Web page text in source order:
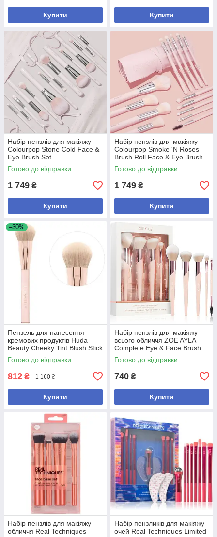
Купити Купити
Набір пензлів для макіяжу
Colourpop Stone Cold Face &
Eye Brush Set
Готово до відправки
1 749 ₴
Купити
Набір пензлів для макіяжу
Colourpop Smoke 'N Roses
Brush Roll Face & Eye Brush
Set
Готово до відправки
1 749 ₴
Купити
–30%
Пензель для нанесення
кремових продуктів Huda
Beauty Cheeky Tint Blush Stick
Brush
Готово до відправки
812 ₴ 1 160 ₴
Купити
Набір пензлів для макіяжу
всього обличчя ZOE AYLA
Complete Eye & Face Brush
Kit
Готово до відправки
740 ₴
Купити
Набір пензлів для макіяжу
обличчя Real Techniques
Набір пензликів для макіяжу
очей Real Techniques Limited